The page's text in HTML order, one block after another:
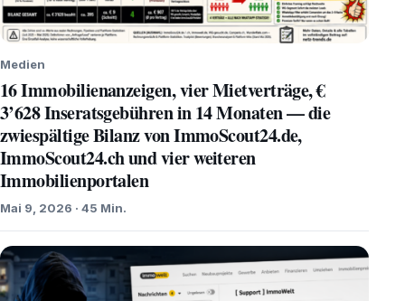
Medien
16 Immobilienanzeigen, vier Mietverträge, €
3’628 Inseratsgebühren in 14 Monaten — die
zwiespältige Bilanz von ImmoScout24.de,
ImmoScout24.ch und vier weiteren
Immobilienportalen
Mai 9, 2026 · 45 Min.